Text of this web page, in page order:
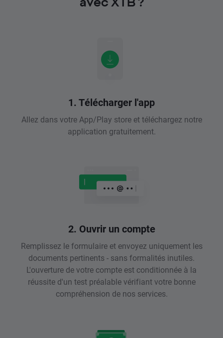
1. Télécharger l'app
Allez dans votre App/Play store et téléchargez notre
application gratuitement.
2. Ouvrir un compte
Remplissez le formulaire et envoyez uniquement les
documents pertinents - sans formalités inutiles.
L'ouverture de votre compte est conditionnée à la
réussite d'un test préalable vérifiant votre bonne
compréhension de nos services.